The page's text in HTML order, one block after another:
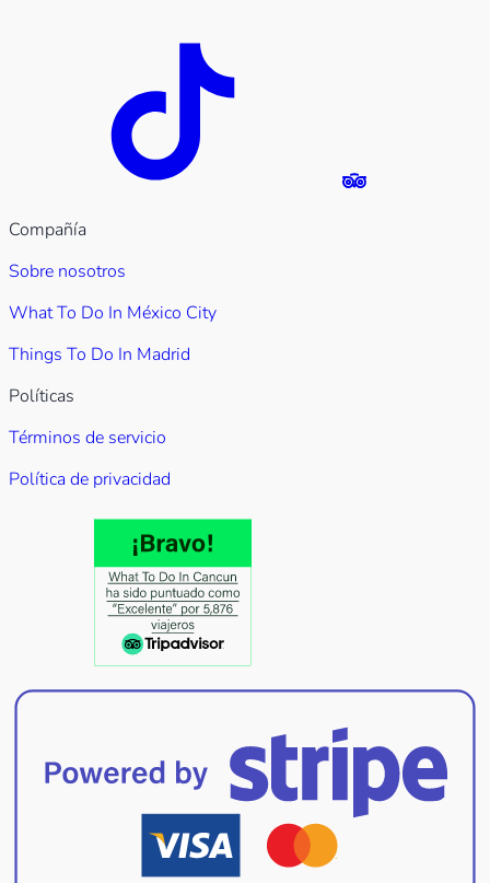
Compañía
Sobre nosotros
What To Do In México City
Things To Do In Madrid
Políticas
Términos de servicio
Política de privacidad